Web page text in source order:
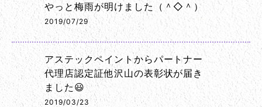
やっと梅雨が明けました（＾◇＾）
2019/07/29
アステックペイントからパートナー
代理店認定証他沢山の表彰状が届き
ました😃
2019/03/23